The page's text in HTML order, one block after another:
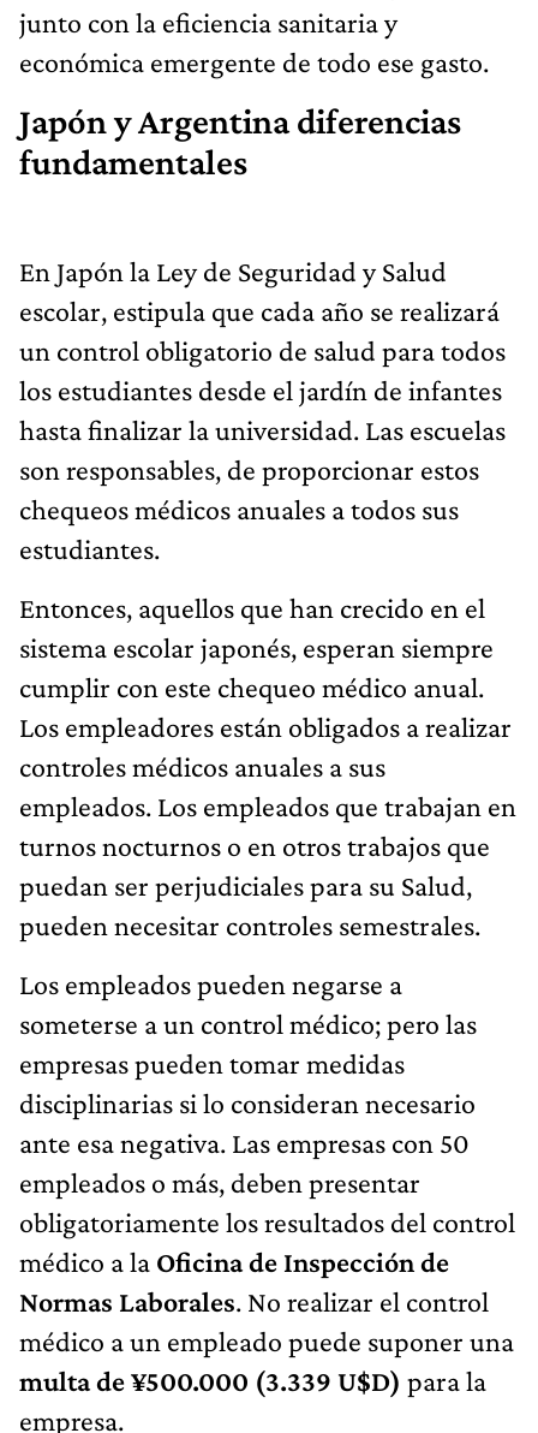
junto con la eficiencia sanitaria y
económica emergente de todo ese gasto.
Japón y Argentina diferencias
fundamentales
En Japón la Ley de Seguridad y Salud
escolar, estipula que cada año se realizará
un control obligatorio de salud para todos
los estudiantes desde el jardín de infantes
hasta finalizar la universidad. Las escuelas
son responsables, de proporcionar estos
chequeos médicos anuales a todos sus
estudiantes.
Entonces, aquellos que han crecido en el
sistema escolar japonés, esperan siempre
cumplir con este chequeo médico anual.
Los empleadores están obligados a realizar
controles médicos anuales a sus
empleados. Los empleados que trabajan en
turnos nocturnos o en otros trabajos que
puedan ser perjudiciales para su Salud,
pueden necesitar controles semestrales.
Los empleados pueden negarse a
someterse a un control médico; pero las
empresas pueden tomar medidas
disciplinarias si lo consideran necesario
ante esa negativa. Las empresas con 50
empleados o más, deben presentar
obligatoriamente los resultados del control
médico a la Oficina de Inspección de
Normas Laborales. No realizar el control
médico a un empleado puede suponer una
multa de ¥500.000 (3.339 U$D) para la
empresa.